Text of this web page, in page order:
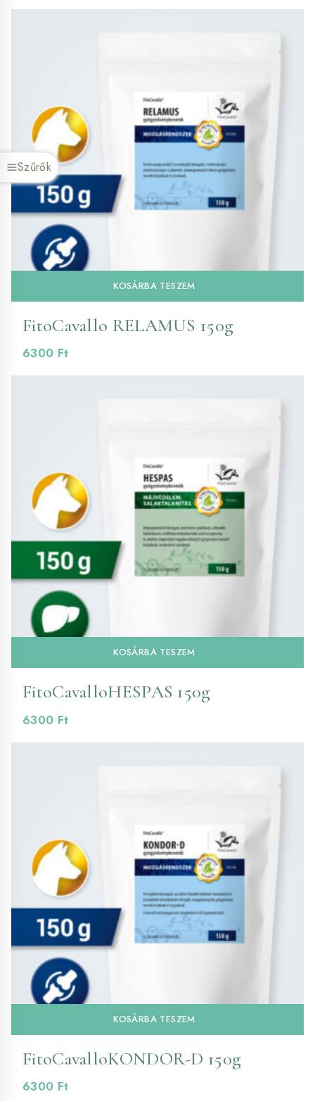
Szűrők
KOSÁRBA TESZEM
FitoCavallo RELAMUS 150g
6300 Ft
KOSÁRBA TESZEM
FitoCavalloHESPAS 150g
6300 Ft
KOSÁRBA TESZEM
FitoCavalloKONDOR-D 150g
6300 Ft